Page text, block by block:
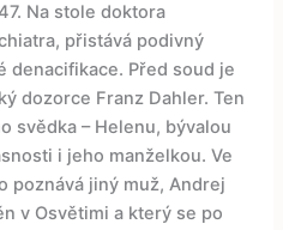
Na stole doktora
přistává podivný
denacifikace. Před soud je
dozorce Franz Dahler. Ten
svědka – Helenu, bývalou
i jeho manželkou. Ve
poznává jiný muž, Andrej
v Osvětimi a který se po